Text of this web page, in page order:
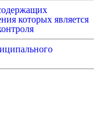
которых является